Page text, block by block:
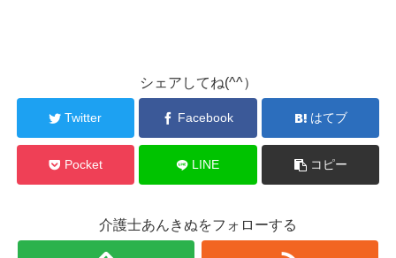
シェアしてね(^^）
Twitter Facebook はてブ
Pocket LINE コピー
介護士あんきぬをフォローする